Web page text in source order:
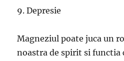
9. Depresie
Magneziul poate juca un
noastra de spirit si functia